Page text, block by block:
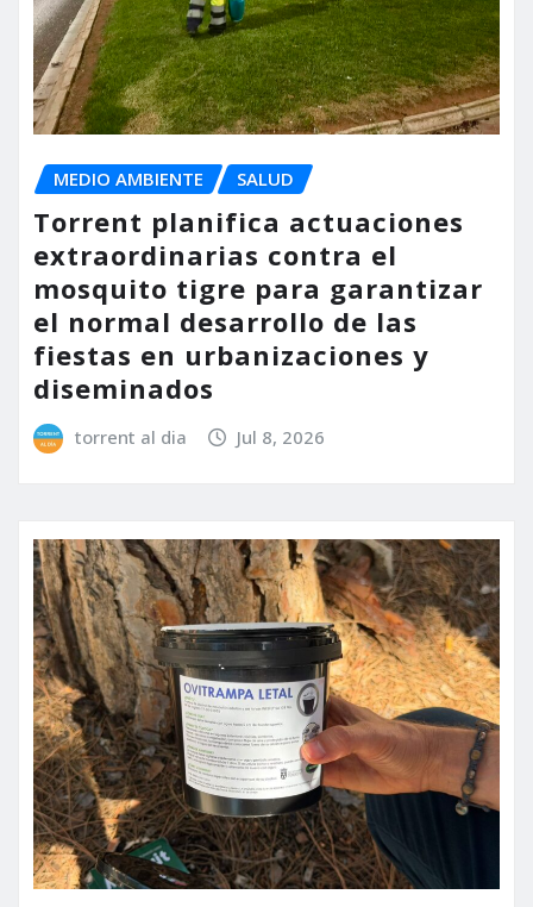
MEDIO AMBIENTE SALUD
Torrent planifica actuaciones
extraordinarias contra el
mosquito tigre para garantizar
el normal desarrollo de las
fiestas en urbanizaciones y
diseminados
torrent al dia Jul 8, 2026